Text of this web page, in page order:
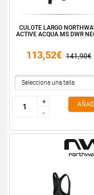
CULOTE LARGO
ACTIVE ACQUA MS DWR
113,52€ 141,90€
+
-
+
-